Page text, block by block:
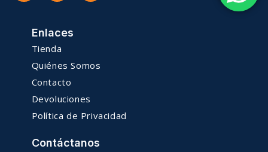
Enlaces
Tienda
Quiénes Somos
Contacto
Devoluciones
Política de Privacidad
Contáctanos